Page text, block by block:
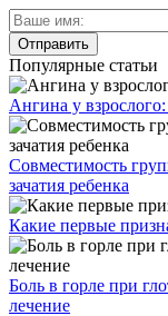
Популярные статьи
Ангина у
Совместимость
зачатия ребенка
Какие первые
Боль в горле при
лечение